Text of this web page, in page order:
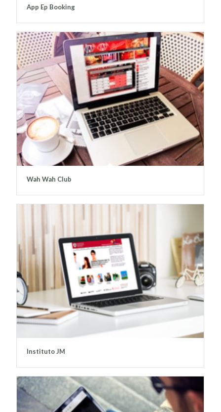
App Ep Booking
Wah Wah Club
Instituto JM